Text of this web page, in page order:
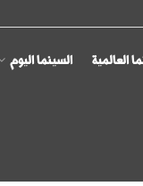
العالمية السينما اليوم